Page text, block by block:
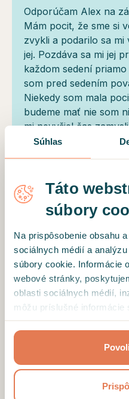
Súhlas
Táto
súbory
Na prispôsobenie obsahu
sociálnych médií a
súbory cookie. Informácie
webové stránky,
oblasti sociálnych médií,
môžu príslušné
keď ste používali ich služby.
Odporúčam Alex na
Mám pocit, že sme si
zvykli a podarilo sa
jej. Pozdáva sa mi jej
každom sedení
som pred sedením
Niekedy som mala
budeme mať nie som
mi nevyšiel čas
témami. Práve z
dôležité témy.
Overený klient
Pani psychologička je
čo mi veľmi vyhovuje.
veci ktoré sú často
kladením správnych
3 sedenia, ktoré mi
oslobodzujúce. Teším